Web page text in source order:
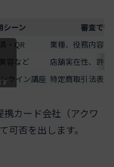
シーン
審査で
・QR
業種、役務内容
容など
店舗実在性、許
ライン講座 特定商取引法表
カード会社（アクワ
可否を出します。